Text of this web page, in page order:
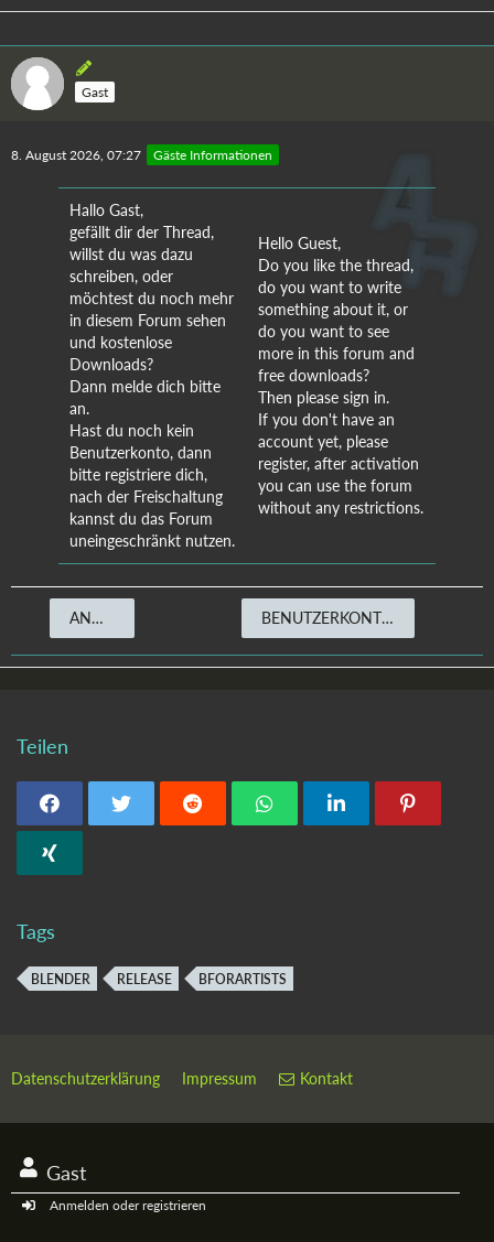
Gast
8. August 2026, 07:27 Gäste Informationen
Hallo Gast,
gefällt dir der Thread,
willst du was dazu
schreiben, oder
möchtest du noch mehr
in diesem Forum sehen
und kostenlose
Downloads?
Dann melde dich bitte
an.
Hast du noch kein
Benutzerkonto, dann
bitte registriere dich,
nach der Freischaltung
kannst du das Forum
uneingeschränkt nutzen.
Hello Guest,
Do you like the thread,
do you want to write
something about it, or
do you want to see
more in this forum and
free downloads?
Then please sign in.
If you don't have an
account yet, please
register, after activation
you can use the forum
without any restrictions.
ANMELDEN BENUTZERKONTO ERSTELLEN
Teilen
Tags
BLENDER RELEASE BFORARTISTS
Datenschutzerklärung Impressum Kontakt
Gast
Anmelden oder registrieren